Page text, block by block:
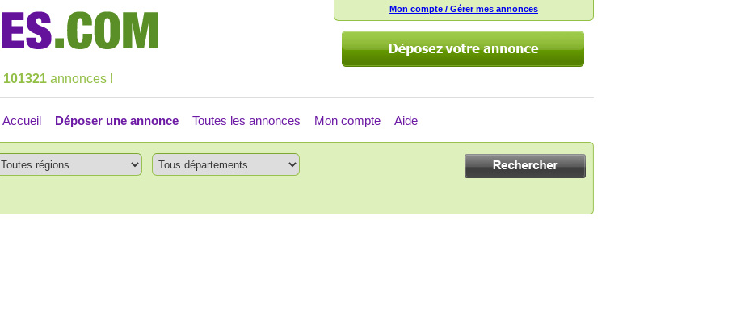
Mon compte / Gérer mes annonces
101321 annonces !
Accueil Déposer une annonce Toutes les annonces Mon compte Aide